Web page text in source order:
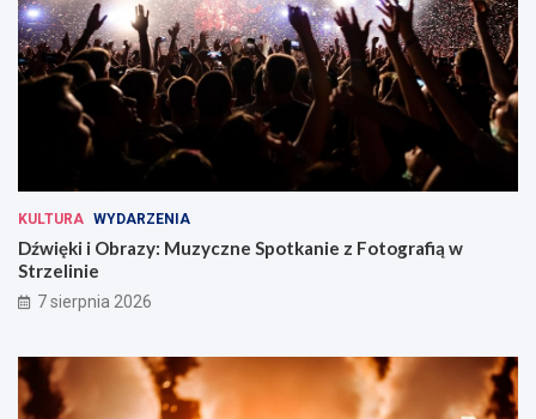
KULTURA WYDARZENIA
Dźwięki i Obrazy: Muzyczne Spotkanie z Fotografią w
Strzelinie
7 sierpnia 2026